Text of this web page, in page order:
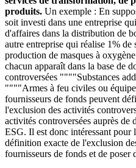
produits. Un exemple : En
soit investi dans une entreprise
d'affaires dans la distribution de
autre entreprise qui réalise 1%
production de masques à
chacun apparaît dans la base de
controversées """"Substances
""""Armes à feu civiles ou
fournisseurs de fonds peuvent
l'exclusion des activités
activités controversées auprès de
ESG. Il est donc intéressant pour
définition exacte de l'exclusion
fournisseurs de fonds et de poser